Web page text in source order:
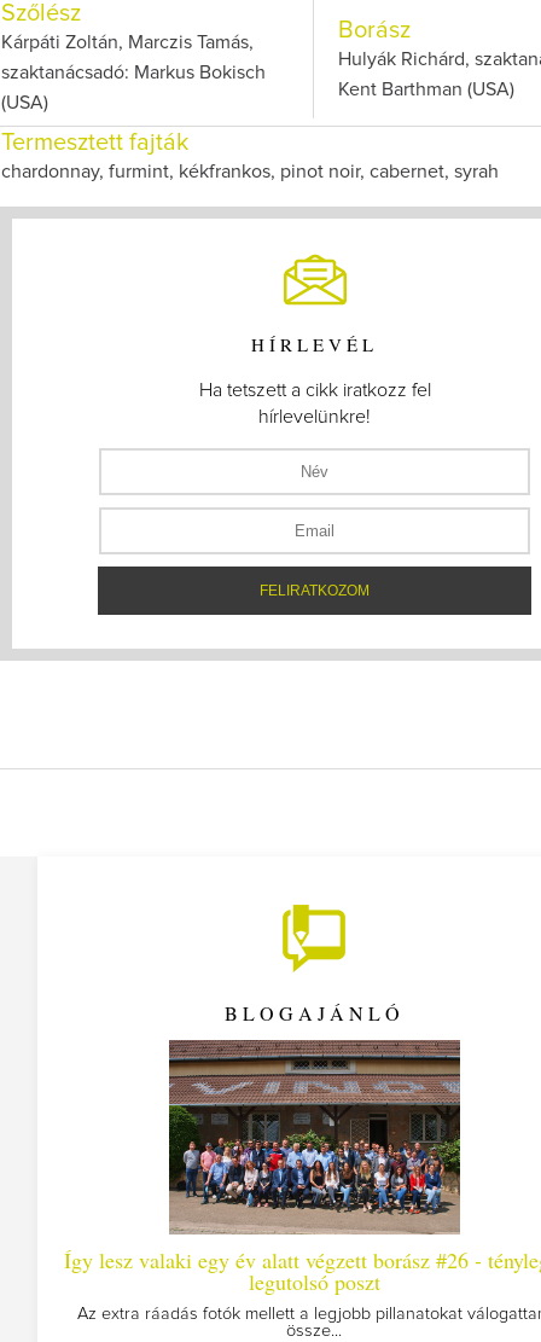
Szőlész
Kárpáti Zoltán, Marczis Tamás,
szaktanácsadó: Markus Bokisch
(USA)
Borász
Hulyák Richárd,
Kent Barthman (USA)
Termesztett fajták
chardonnay, furmint, kékfrankos, pinot noir, cabernet, syrah
HÍRLEVÉL
Ha tetszett a cikk iratkozz fel
hírlevelünkre!
BLOGAJÁNLÓ
lesz valaki egy év alatt végzett borász #26 - tényleg a
legutolsó poszt
extra ráadás fotók mellett a legjobb pillanatokat válogattam